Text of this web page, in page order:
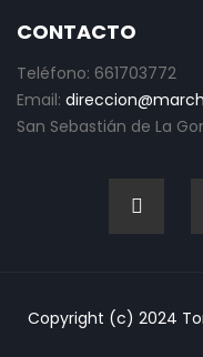
CONTACTO
Teléfono: 661703772
Email:
San Sebastián de La
Copyright (c) 2024